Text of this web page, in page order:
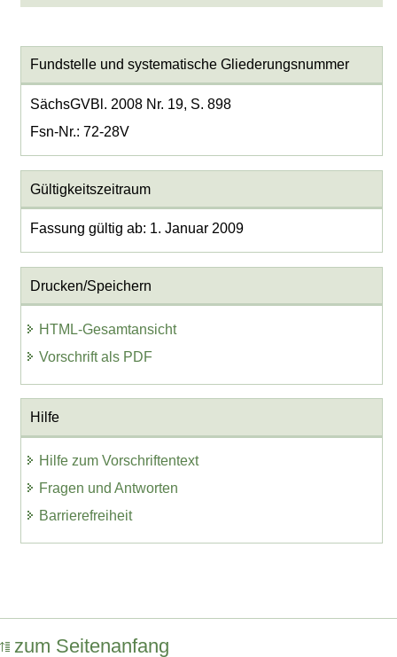
Fundstelle und systematische Gliederungsnummer
SächsGVBl. 2008 Nr. 19, S. 898
Fsn-Nr.: 72-28V
Gültigkeitszeitraum
Fassung gültig ab: 1. Januar 2009
Drucken/Speichern
HTML-Gesamtansicht
Vorschrift als PDF
Hilfe
Hilfe zum Vorschriftentext
Fragen und Antworten
Barrierefreiheit
zum Seitenanfang